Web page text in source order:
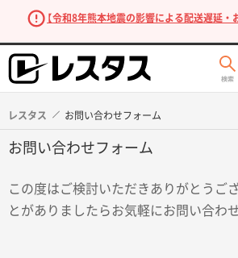
【令和8年熊本地震の影響による配送遅延・
レスタス お問い合わせフォーム
お問い合わせフォーム
この度はご検討いただきありがとうご
とがありましたらお気軽にお問い合わ